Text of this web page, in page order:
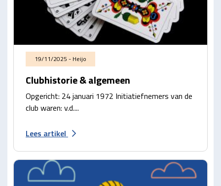
19/11/2025 - Heijo
Clubhistorie & algemeen
Opgericht: 24 januari 1972 Initiatiefnemers van de
club waren: v.d....
Lees artikel